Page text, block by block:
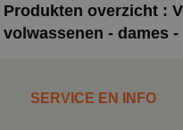
Produkten overzicht :
volwassenen - dames
SERVICE EN INFO